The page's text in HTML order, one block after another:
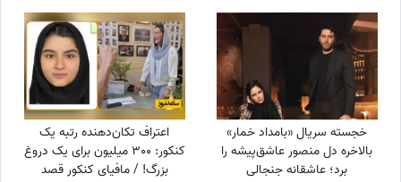
شد، اما ...
خجسته سریال «بامداد خمار»
بالاخره دل منصور عاشق‌پیشه را
برد؛ عاشقانه جنجالی
اعتراف تکان‌دهنده رتبه یک
کنکور: 300 میلیون برای یک دروغ
بزرگ! / مافیای کنکور قصد